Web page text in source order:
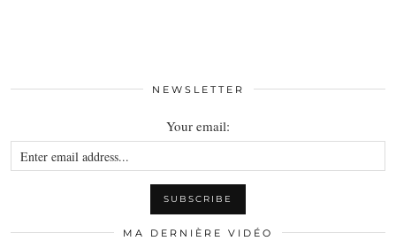
NEWSLETTER
Your email:
MA DERNIÈRE VIDÉO